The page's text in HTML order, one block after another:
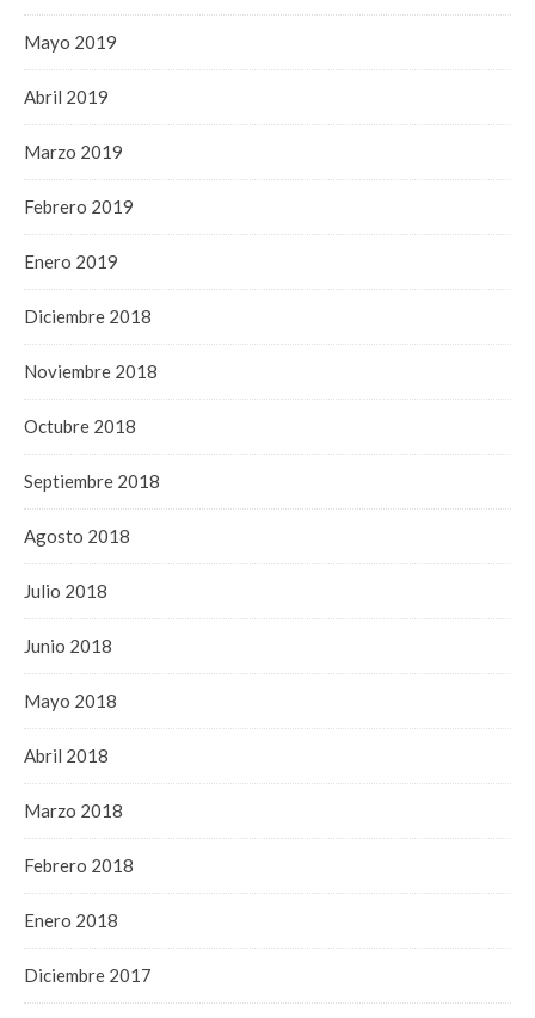
Mayo 2019
Abril 2019
Marzo 2019
Febrero 2019
Enero 2019
Diciembre 2018
Noviembre 2018
Octubre 2018
Septiembre 2018
Agosto 2018
Julio 2018
Junio 2018
Mayo 2018
Abril 2018
Marzo 2018
Febrero 2018
Enero 2018
Diciembre 2017